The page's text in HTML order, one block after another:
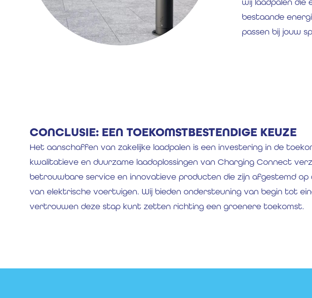
bestaande
passen bij jouw
CONCLUSIE: EEN TOEKOMSTBESTENDIGE KEUZE
Het aanschaffen van zakelijke laadpalen is een investering in de
kwalitatieve en duurzame laadoplossingen van Charging Connect
betrouwbare service en innovatieve producten die zijn afgestemd op
van elektrische voertuigen. Wij bieden ondersteuning van begin tot
vertrouwen deze stap kunt zetten richting een groenere toekomst.